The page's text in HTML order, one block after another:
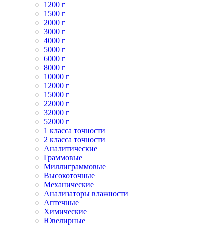
1200 г
1500 г
2000 г
3000 г
4000 г
5000 г
6000 г
8000 г
10000 г
12000 г
15000 г
22000 г
32000 г
52000 г
1 класса точности
2 класса точности
Аналитические
Граммовые
Миллиграммовые
Высокоточные
Механические
Анализаторы влажности
Аптечные
Химические
Ювелирные